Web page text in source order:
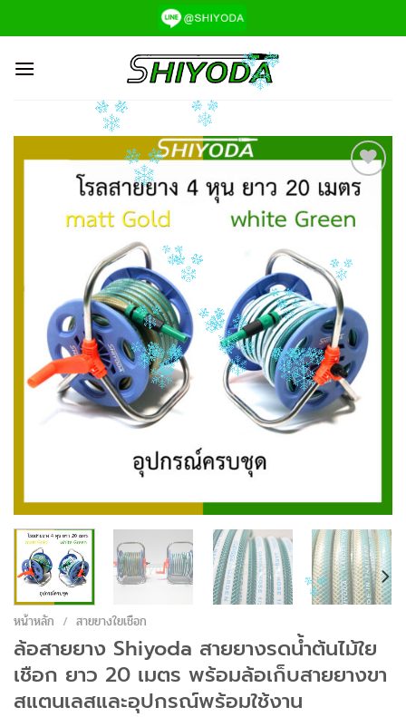
ไป
เนื้อหา
Add to
หน้าหลัก / สายยางใยเชือก
ล้อสายยาง Shiyoda สายยางรดน้ำต้นไม้ใย
เชือก ยาว 20 เมตร พร้อมล้อเก็บสายยางขา
สแตนเลสและอุปกรณ์พร้อมใช้งาน